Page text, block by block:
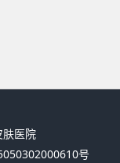
肤医院
号